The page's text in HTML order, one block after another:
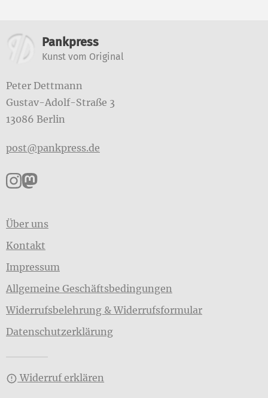
Weitere Informationen
Pankpress
Kunst vom Original
Peter Dettmann
Gustav-Adolf-Straße 3
13086 Berlin
post@pankpress.de
Pankpress auf Instagram
Pankpress auf Mastodon
Über uns
Kontakt
Impressum
Allgemeine Geschäftsbedingungen
Widerrufsbelehrung & Widerrufsformular
Datenschutzerklärung
Widerruf erklären